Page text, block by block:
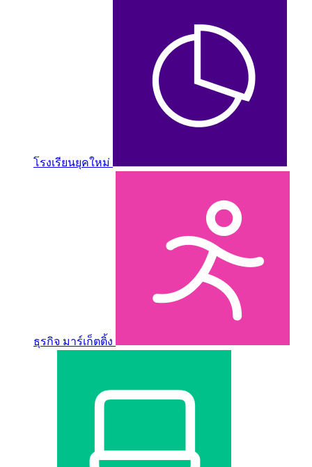
โรงเรียนยุคใหม่
ธุรกิจ มาร์เก็ตติ้ง